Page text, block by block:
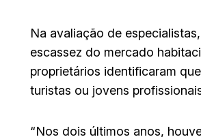
Na avaliação de
escassez do mercado
proprietários identificaram
turistas ou jovens
“Nos dois últimos anos,